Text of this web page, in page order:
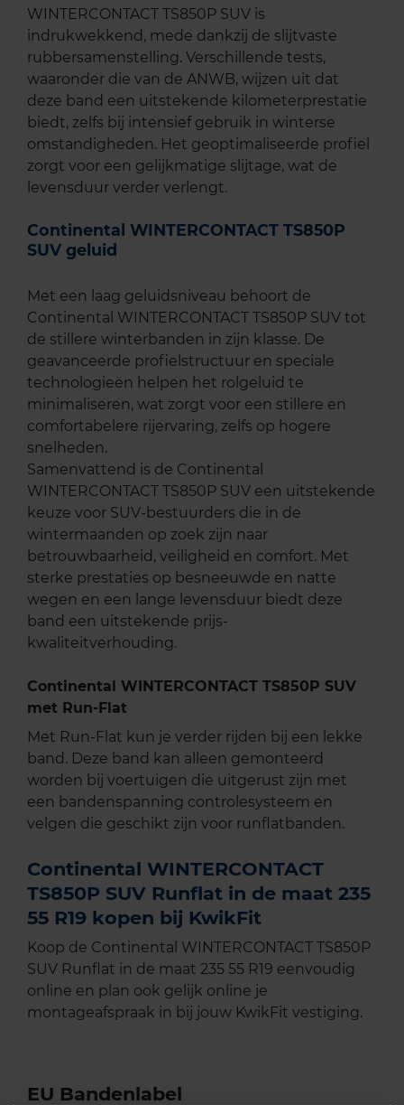
WINTERCONTACT TS850P SUV is
indrukwekkend, mede dankzij de slijtvaste
rubbersamenstelling. Verschillende tests,
waaronder die van de ANWB, wijzen uit dat
deze band een uitstekende kilometerprestatie
biedt, zelfs bij intensief gebruik in winterse
omstandigheden. Het geoptimaliseerde profiel
zorgt voor een gelijkmatige slijtage, wat de
levensduur verder verlengt.
Continental WINTERCONTACT TS850P
SUV geluid
Met een laag geluidsniveau behoort de
Continental WINTERCONTACT TS850P SUV tot
de stillere winterbanden in zijn klasse. De
geavanceerde profielstructuur en speciale
technologieën helpen het rolgeluid te
minimaliseren, wat zorgt voor een stillere en
comfortabelere rijervaring, zelfs op hogere
snelheden.
Samenvattend is de Continental
WINTERCONTACT TS850P SUV een uitstekende
keuze voor SUV-bestuurders die in de
wintermaanden op zoek zijn naar
betrouwbaarheid, veiligheid en comfort. Met
sterke prestaties op besneeuwde en natte
wegen en een lange levensduur biedt deze
band een uitstekende prijs-
kwaliteitverhouding.
Continental WINTERCONTACT TS850P SUV
met Run-Flat
Met Run-Flat kun je verder rijden bij een lekke
band. Deze band kan alleen gemonteerd
worden bij voertuigen die uitgerust zijn met
een bandenspanning controlesysteem en
velgen die geschikt zijn voor runflatbanden.
Continental WINTERCONTACT
TS850P SUV Runflat in de maat 235
55 R19 kopen bij KwikFit
Koop de Continental WINTERCONTACT TS850P
SUV Runflat in de maat 235 55 R19 eenvoudig
online en plan ook gelijk online je
montageafspraak in bij jouw KwikFit vestiging.
EU Bandenlabel